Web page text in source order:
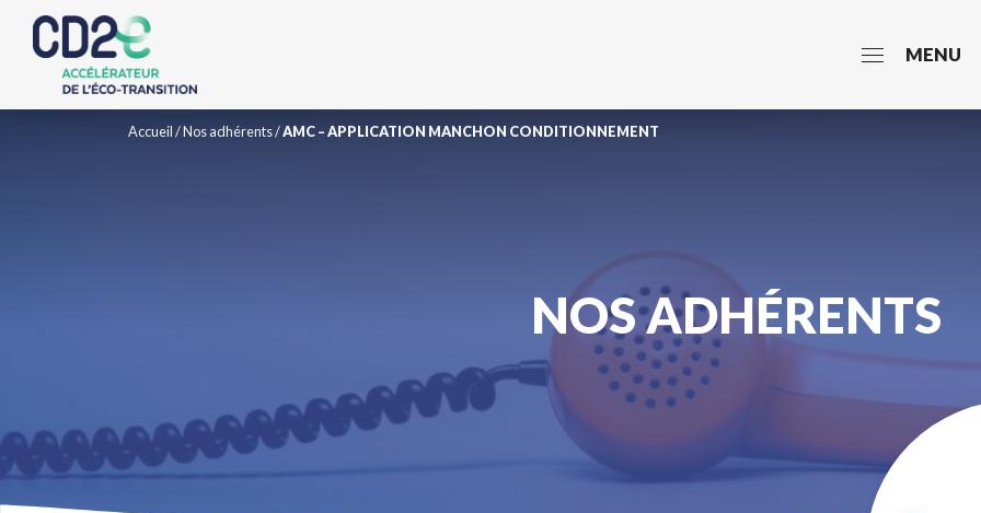
MENU
Accueil/Nos adhérents/AMC – APPLICATION MANCHON CONDITIONNEMENT
NOS ADHÉRENTS